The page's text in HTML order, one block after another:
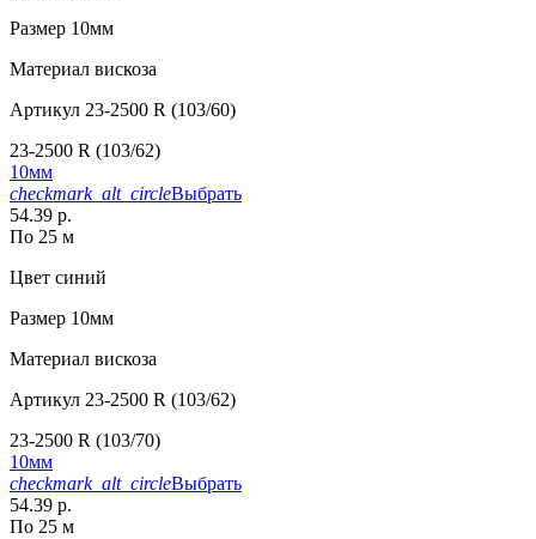
Размер 10мм
Материал вискоза
Артикул 23-2500 R (103/60)
23-2500 R (103/62)
10мм
checkmark_alt_circleВыбрать
54.39 р.
По 25 м
Цвет синий
Размер 10мм
Материал вискоза
Артикул 23-2500 R (103/62)
23-2500 R (103/70)
10мм
checkmark_alt_circleВыбрать
54.39 р.
По 25 м